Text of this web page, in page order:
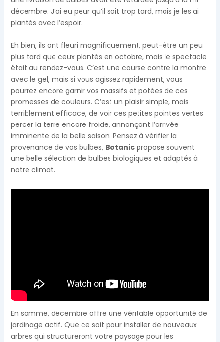
décembre. J’ai eu peur qu’il soit trop tard, mais je les ai
plantés avec l’espoir.
Eh bien, ils ont fleuri magnifiquement, peut-être un peu
plus tard que ceux plantés en octobre, mais le spectacle
était au rendez-vous. C’est une course contre la montre
avec le gel, mais si vous agissez rapidement, vous
pourrez encore garnir vos massifs et potées de ces
promesses de couleurs. C’est un plaisir simple, mais
terriblement efficace, de voir ces petites pointes vertes
percer la terre encore froide, annonçant l’arrivée
imminente de la belle saison. Pensez à vérifier la
provenance de vos bulbes, Botanicpropose souvent
une belle sélection de bulbes biologiques et adaptés à
notre climat.
En somme, décembre offre une véritable opportunité de
jardinage actif. Que ce soit pour installer de nouveaux
arbres qui structureront votre paysage pour les